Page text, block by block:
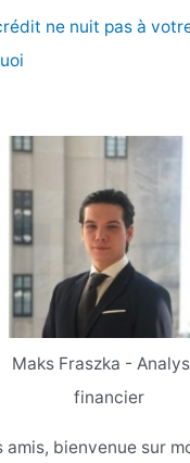
ne nuit pas à
Maks Fraszka -
financier
amis, bienvenue sur